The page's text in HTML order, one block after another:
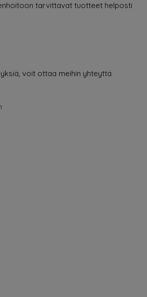
tarvittavat tuotteet helposti
voit ottaa meihin yhteyttä